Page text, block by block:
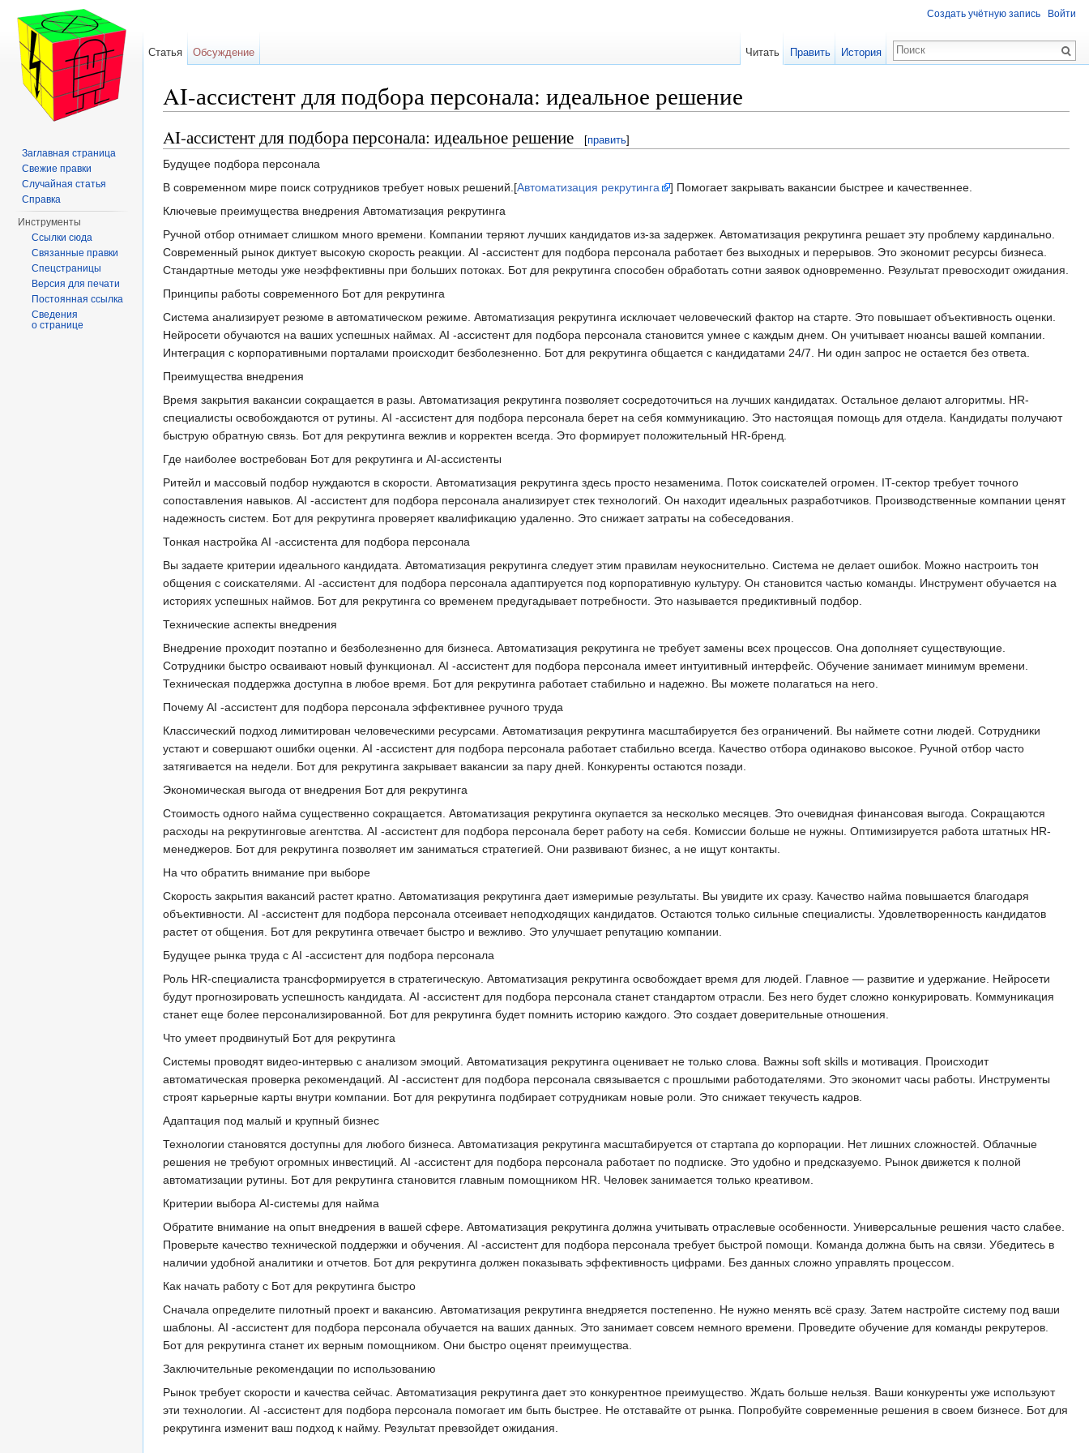
AI-ассистент для подбора персонала: идеальное решение
AI-ассистент для подбора персонала: идеальное решение [править]
Будущее подбора персонала
В современном мире поиск сотрудников требует новых решений.[Автоматизация рекрутинга
] Помогает закрывать вакансии быстрее и качественнее.
Ключевые преимущества внедрения Автоматизация рекрутинга
Ручной отбор отнимает слишком много времени. Компании теряют лучших кандидатов из-за задержек. Автоматизация рекрутинга решает эту проблему кардинально.
Современный рынок диктует высокую скорость реакции. AI -ассистент для подбора персонала работает без выходных и перерывов. Это экономит ресурсы бизнеса.
Стандартные методы уже неэффективны при больших потоках. Бот для рекрутинга способен обработать сотни заявок одновременно. Результат превосходит ожидания.
Принципы работы современного Бот для рекрутинга
Система анализирует резюме в автоматическом режиме. Автоматизация рекрутинга исключает человеческий фактор на старте. Это повышает объективность оценки.
Нейросети обучаются на ваших успешных наймах. AI -ассистент для подбора персонала становится умнее с каждым днем. Он учитывает нюансы вашей компании.
Интеграция с корпоративными порталами происходит безболезненно. Бот для рекрутинга общается с кандидатами 24/7. Ни один запрос не остается без ответа.
Преимущества внедрения
Время закрытия вакансии сокращается в разы. Автоматизация рекрутинга позволяет сосредоточиться на лучших кандидатах. Остальное делают алгоритмы. HR-
специалисты освобождаются от рутины. AI -ассистент для подбора персонала берет на себя коммуникацию. Это настоящая помощь для отдела. Кандидаты получают
быструю обратную связь. Бот для рекрутинга вежлив и корректен всегда. Это формирует положительный HR-бренд.
Где наиболее востребован Бот для рекрутинга и AI-ассистенты
Ритейл и массовый подбор нуждаются в скорости. Автоматизация рекрутинга здесь просто незаменима. Поток соискателей огромен. IT-сектор требует точного
сопоставления навыков. AI -ассистент для подбора персонала анализирует стек технологий. Он находит идеальных разработчиков. Производственные компании ценят
надежность систем. Бот для рекрутинга проверяет квалификацию удаленно. Это снижает затраты на собеседования.
Тонкая настройка AI -ассистента для подбора персонала
Вы задаете критерии идеального кандидата. Автоматизация рекрутинга следует этим правилам неукоснительно. Система не делает ошибок. Можно настроить тон
общения с соискателями. AI -ассистент для подбора персонала адаптируется под корпоративную культуру. Он становится частью команды. Инструмент обучается на
историях успешных наймов. Бот для рекрутинга со временем предугадывает потребности. Это называется предиктивный подбор.
Технические аспекты внедрения
Внедрение проходит поэтапно и безболезненно для бизнеса. Автоматизация рекрутинга не требует замены всех процессов. Она дополняет существующие.
Сотрудники быстро осваивают новый функционал. AI -ассистент для подбора персонала имеет интуитивный интерфейс. Обучение занимает минимум времени.
Техническая поддержка доступна в любое время. Бот для рекрутинга работает стабильно и надежно. Вы можете полагаться на него.
Почему AI -ассистент для подбора персонала эффективнее ручного труда
Классический подход лимитирован человеческими ресурсами. Автоматизация рекрутинга масштабируется без ограничений. Вы наймете сотни людей. Сотрудники
устают и совершают ошибки оценки. AI -ассистент для подбора персонала работает стабильно всегда. Качество отбора одинаково высокое. Ручной отбор часто
затягивается на недели. Бот для рекрутинга закрывает вакансии за пару дней. Конкуренты остаются позади.
Экономическая выгода от внедрения Бот для рекрутинга
Стоимость одного найма существенно сокращается. Автоматизация рекрутинга окупается за несколько месяцев. Это очевидная финансовая выгода. Сокращаются
расходы на рекрутинговые агентства. AI -ассистент для подбора персонала берет работу на себя. Комиссии больше не нужны. Оптимизируется работа штатных HR-
менеджеров. Бот для рекрутинга позволяет им заниматься стратегией. Они развивают бизнес, а не ищут контакты.
На что обратить внимание при выборе
Скорость закрытия вакансий растет кратно. Автоматизация рекрутинга дает измеримые результаты. Вы увидите их сразу. Качество найма повышается благодаря
объективности. AI -ассистент для подбора персонала отсеивает неподходящих кандидатов. Остаются только сильные специалисты. Удовлетворенность кандидатов
растет от общения. Бот для рекрутинга отвечает быстро и вежливо. Это улучшает репутацию компании.
Будущее рынка труда с AI -ассистент для подбора персонала
Роль HR-специалиста трансформируется в стратегическую. Автоматизация рекрутинга освобождает время для людей. Главное — развитие и удержание. Нейросети
будут прогнозировать успешность кандидата. AI -ассистент для подбора персонала станет стандартом отрасли. Без него будет сложно конкурировать. Коммуникация
станет еще более персонализированной. Бот для рекрутинга будет помнить историю каждого. Это создает доверительные отношения.
Что умеет продвинутый Бот для рекрутинга
Системы проводят видео-интервью с анализом эмоций. Автоматизация рекрутинга оценивает не только слова. Важны soft skills и мотивация. Происходит
автоматическая проверка рекомендаций. AI -ассистент для подбора персонала связывается с прошлыми работодателями. Это экономит часы работы. Инструменты
строят карьерные карты внутри компании. Бот для рекрутинга подбирает сотрудникам новые роли. Это снижает текучесть кадров.
Адаптация под малый и крупный бизнес
Технологии становятся доступны для любого бизнеса. Автоматизация рекрутинга масштабируется от стартапа до корпорации. Нет лишних сложностей. Облачные
решения не требуют огромных инвестиций. AI -ассистент для подбора персонала работает по подписке. Это удобно и предсказуемо. Рынок движется к полной
автоматизации рутины. Бот для рекрутинга становится главным помощником HR. Человек занимается только креативом.
Критерии выбора AI-системы для найма
Обратите внимание на опыт внедрения в вашей сфере. Автоматизация рекрутинга должна учитывать отраслевые особенности. Универсальные решения часто слабее.
Проверьте качество технической поддержки и обучения. AI -ассистент для подбора персонала требует быстрой помощи. Команда должна быть на связи. Убедитесь в
наличии удобной аналитики и отчетов. Бот для рекрутинга должен показывать эффективность цифрами. Без данных сложно управлять процессом.
Как начать работу с Бот для рекрутинга быстро
Сначала определите пилотный проект и вакансию. Автоматизация рекрутинга внедряется постепенно. Не нужно менять всё сразу. Затем настройте систему под ваши
шаблоны. AI -ассистент для подбора персонала обучается на ваших данных. Это занимает совсем немного времени. Проведите обучение для команды рекрутеров.
Бот для рекрутинга станет их верным помощником. Они быстро оценят преимущества.
Заключительные рекомендации по использованию
Рынок требует скорости и качества сейчас. Автоматизация рекрутинга дает это конкурентное преимущество. Ждать больше нельзя. Ваши конкуренты уже используют
эти технологии. AI -ассистент для подбора персонала помогает им быть быстрее. Не отставайте от рынка. Попробуйте современные решения в своем бизнесе. Бот для
рекрутинга изменит ваш подход к найму. Результат превзойдет ожидания.
Создать учётную запись Войти
Статья Обсуждение Читать Править История
Заглавная страница
Свежие правки
Случайная статья
Справка
Инструменты
Ссылки сюда
Связанные правки
Спецстраницы
Версия для печати
Постоянная ссылка
Сведения
о странице